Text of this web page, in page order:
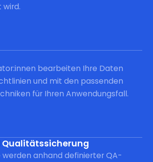
wird.
bearbeiten Ihre Daten
und mit den passenden
für Ihren Anwendungsfall.
Qualitätssicherung
werden anhand definierter QA-